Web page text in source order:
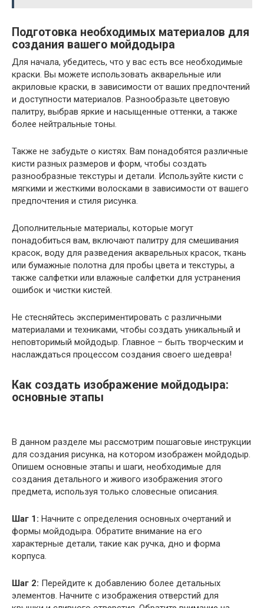
Подготовка необходимых материалов для
создания вашего мойдодыра
Для начала, убедитесь, что у вас есть все необходимые
краски. Вы можете использовать акварельные или
акриловые краски, в зависимости от ваших предпочтений
и доступности материалов. Разнообразьте цветовую
палитру, выбрав яркие и насыщенные оттенки, а также
более нейтральные тоны.
Также не забудьте о кистях. Вам понадобятся различные
кисти разных размеров и форм, чтобы создать
разнообразные текстуры и детали. Используйте кисти с
мягкими и жесткими волосками в зависимости от вашего
предпочтения и стиля рисунка.
Дополнительные материалы, которые могут
понадобиться вам, включают палитру для смешивания
красок, воду для разведения акварельных красок, ткань
или бумажные полотна для пробы цвета и текстуры, а
также салфетки или влажные салфетки для устранения
ошибок и чистки кистей.
Не стесняйтесь экспериментировать с различными
материалами и техниками, чтобы создать уникальный и
неповторимый мойдодыр. Главное – быть творческим и
наслаждаться процессом создания своего шедевра!
Как создать изображение мойдодыра:
основные этапы
В данном разделе мы рассмотрим пошаговые инструкции
для создания рисунка, на котором изображен мойдодыр.
Опишем основные этапы и шаги, необходимые для
создания детального и живого изображения этого
предмета, используя только словесные описания.
Шаг 1: Начните с определения основных очертаний и
формы мойдодыра. Обратите внимание на его
характерные детали, такие как ручка, дно и форма
корпуса.
Шаг 2: Перейдите к добавлению более детальных
элементов. Начните с изображения отверстий для